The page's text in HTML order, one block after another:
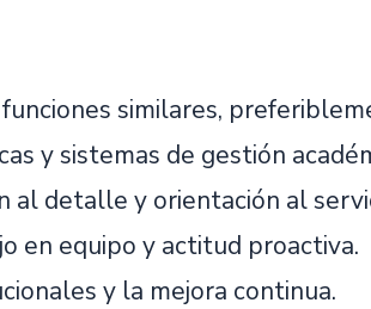
similares,
y sistemas de gestión
al detalle y orientación al
en equipo y actitud proactiva.
y la mejora continua.